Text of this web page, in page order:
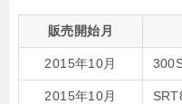
販売開始月
2015年10月
2015年10月